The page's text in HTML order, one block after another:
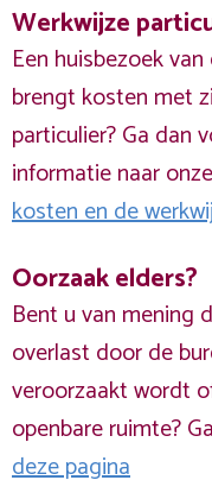
Werkwijze
Een huisbezoek
brengt kosten met
particulier? Ga dan
informatie naar
kosten en de
Oorzaak elders?
Bent u van mening
overlast door de
veroorzaakt wordt
openbare ruimte?
deze pagina